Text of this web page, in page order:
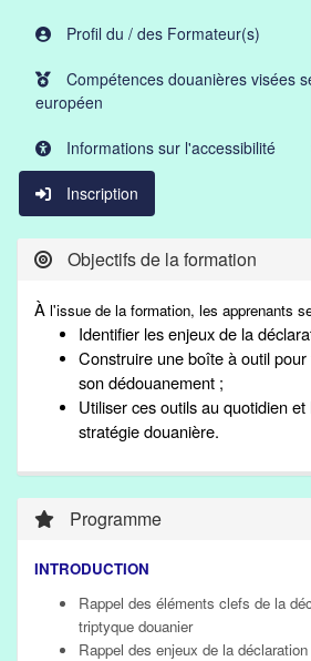
Profil du / des Formateur(s)
Compétences douanières visées
européen
Informations sur l'accessibilité
Inscription
Objectifs de la formation
À l'issue de la formation, les apprenants
Identifier les enjeux de la
Construire une boîte à outil
son dédouanement ;
Utiliser ces outils au quotidien
stratégie douanière.
Programme
INTRODUCTION
Rappel des éléments clefs de la
triptyque douanier
Rappel des enjeux de la